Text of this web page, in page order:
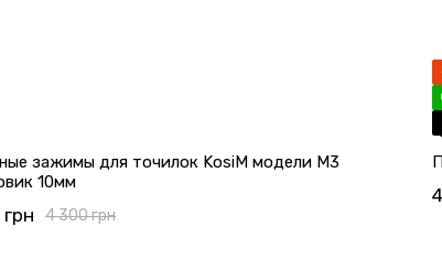
зажимы для точилок KosiM модели M3
10мм
4 300 грн